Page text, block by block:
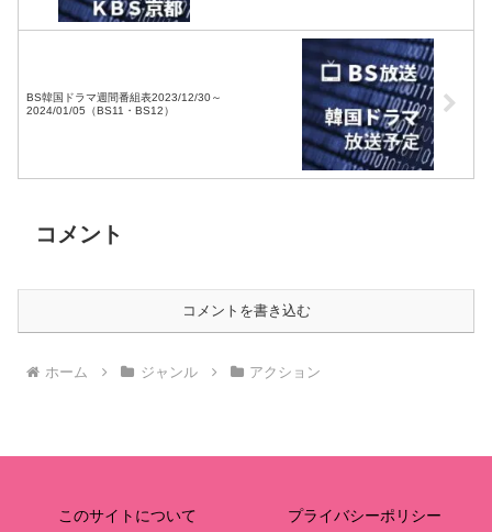
BS韓国ドラマ週間番組表2023/12/30～
2024/01/05（BS11・BS12）
コメント
コメントを書き込む
ホーム ジャンル アクション
このサイトについて プライバシーポリシー